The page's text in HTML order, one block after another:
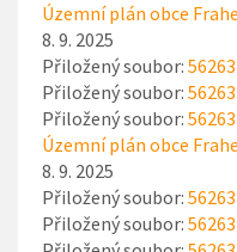
Územní plán obce
8. 9. 2025
Přiložený soubor:
Přiložený soubor:
Přiložený soubor:
Územní plán obce
8. 9. 2025
Přiložený soubor:
Přiložený soubor: